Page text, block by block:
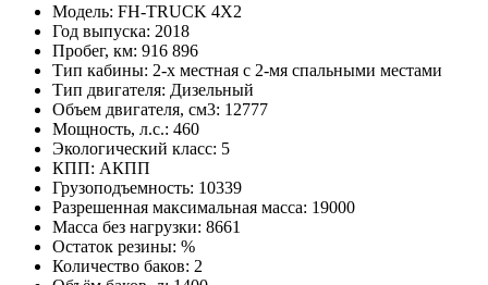
Модель: FH-TRUCK 4X2
Год выпуска: 2018
Пробег, км: 916 896
Тип кабины: 2-х местная с 2-мя спальными местами
Тип двигателя: Дизельный
Объем двигателя, см3: 12777
Мощность, л.с.: 460
Экологический класс: 5
КПП: АКПП
Грузоподъемность: 10339
Разрешенная максимальная масса: 19000
Масса без нагрузки: 8661
Остаток резины: %
Количество баков: 2